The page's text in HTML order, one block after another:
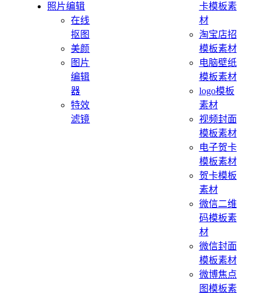
照片编辑
在线
抠图
美颜
图片
编辑
器
特效
滤镜
卡模板素
材
淘宝店招
模板素材
电脑壁纸
模板素材
logo模板
素材
视频封面
模板素材
电子贺卡
模板素材
贺卡模板
素材
微信二维
码模板素
材
微信封面
模板素材
微博焦点
图模板素